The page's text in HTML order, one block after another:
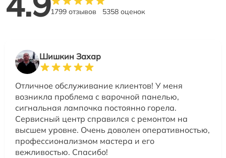
1799 отзывов 5358 оценок
Шишкин Захар
Отличное обслуживание клиентов! У меня
возникла проблема с варочной панелью,
сигнальная лампочка постоянно горела.
Сервисный центр справился с ремонтом на
высшем уровне. Очень доволен оперативностью,
профессионализмом мастера и его
вежливостью. Спасибо!